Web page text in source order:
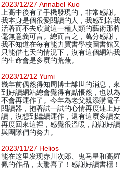
2023/12/27 Annabel Kuo
上高中後有了手機發現的，非常感謝。
我本身是個很愛閱讀的人，我感到若我
活著而不去欣賞這一種人類的藝術那將
毫無意義可言。總而言之，萬分感謝，
我不知道在每有能力買書學校圖書館又
只能借七天的情況下，沒有這個網站我
的生命會是多麼的荒蕪。
2023/12/12 Yumi
幾年前偶然得知周博士離世的消息，來
到好讀網站總會覺得有點悵然，也以為
不會再運作了。今年為老父親添購電子
閱讀器，抱著試一試的心情再度連上好
讀，沒想到繼續運作，還有這麼多讀友
再度回來這裡，感覺很溫暖，謝謝好讀
與團隊們的努力。
2023/11/27 Helios
能在这里发现赤川次郎、鬼马星和高羅
佩的作品，太驚喜了！感謝好讀書櫃！